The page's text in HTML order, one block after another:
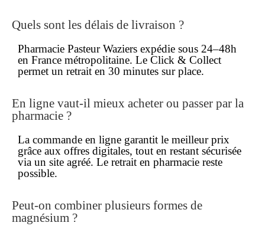
Quels sont les délais de livraison ?
Pharmacie Pasteur Waziers expédie sous 24–48h
en France métropolitaine. Le Click & Collect
permet un retrait en 30 minutes sur place.
En ligne vaut-il mieux acheter ou passer par la
pharmacie ?
La commande en ligne garantit le meilleur prix
grâce aux offres digitales, tout en restant sécurisée
via un site agréé. Le retrait en pharmacie reste
possible.
Peut-on combiner plusieurs formes de
magnésium ?